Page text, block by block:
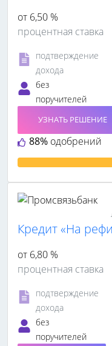
от 6,50 %
процентная ставка
подтверждение
дохода
без
поручителей
88% одобрений
УЗНАТЬ РЕШЕНИЕ
Кредит «На
от 6,80 %
процентная ставка
подтверждение
дохода
без
поручителей